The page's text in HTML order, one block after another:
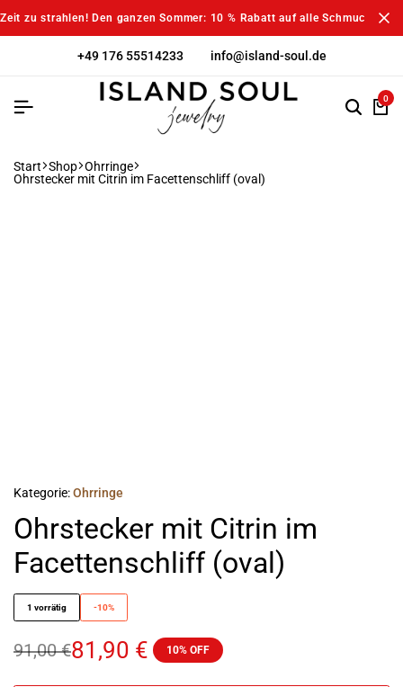
Zeit zu strahlen! Den ganzen Sommer: 10 % Rabatt auf alle
+49 176 55514233 info@island-soul.de
0
Start Shop Ohrringe
Ohrstecker mit Citrin im Facettenschliff (oval)
Kategorie:Ohrringe
Ohrstecker mit Citrin im
Facettenschliff (oval)
1 vorrätig -10%
91,00€81,90 € 10% OFF